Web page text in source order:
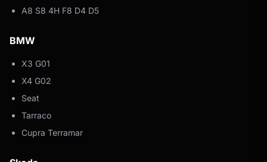
A8 S8 4H F8 D4 D5
BMW
X3 G01
X4 G02
Seat
Tarraco
Cupra Terramar